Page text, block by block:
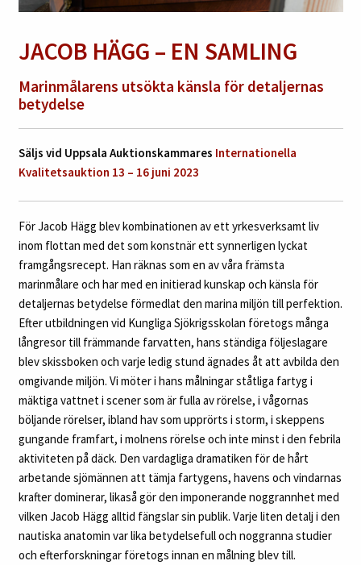
JACOB HÄGG – EN SAMLING
Marinmålarens utsökta känsla för detaljernas
betydelse
Säljs vid Uppsala Auktionskammares Internationella
Kvalitetsauktion 13 – 16 juni 2023
För Jacob Hägg blev kombinationen av ett yrkesverksamt liv
inom flottan med det som konstnär ett synnerligen lyckat
framgångsrecept. Han räknas som en av våra främsta
marinmålare och har med en initierad kunskap och känsla för
detaljernas betydelse förmedlat den marina miljön till perfektion.
Efter utbildningen vid Kungliga Sjökrigsskolan företogs många
långresor till främmande farvatten, hans ständiga följeslagare
blev skissboken och varje ledig stund ägnades åt att avbilda den
omgivande miljön. Vi möter i hans målningar ståtliga fartyg i
mäktiga vattnet i scener som är fulla av rörelse, i vågornas
böljande rörelser, ibland hav som upprörts i storm, i skeppens
gungande framfart, i molnens rörelse och inte minst i den febrila
aktiviteten på däck. Den vardagliga dramatiken för de hårt
arbetande sjömännen att tämja fartygens, havens och vindarnas
krafter dominerar, likaså gör den imponerande noggrannhet med
vilken Jacob Hägg alltid fängslar sin publik. Varje liten detalj i den
nautiska anatomin var lika betydelsefull och noggranna studier
och efterforskningar företogs innan en målning blev till.